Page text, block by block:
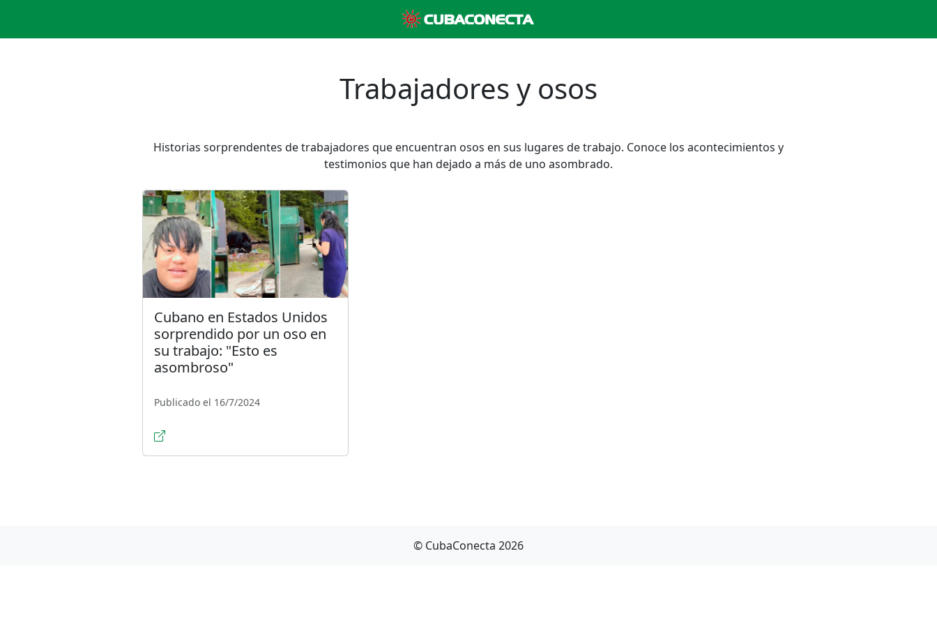
Trabajadores y osos
Historias sorprendentes de trabajadores que encuentran osos en sus lugares de trabajo. Conoce los acontecimientos y
testimonios que han dejado a más de uno asombrado.
Cubano en Estados Unidos
sorprendido por un oso en
su trabajo: "Esto es
asombroso"
Publicado el 16/7/2024
© CubaConecta 2026